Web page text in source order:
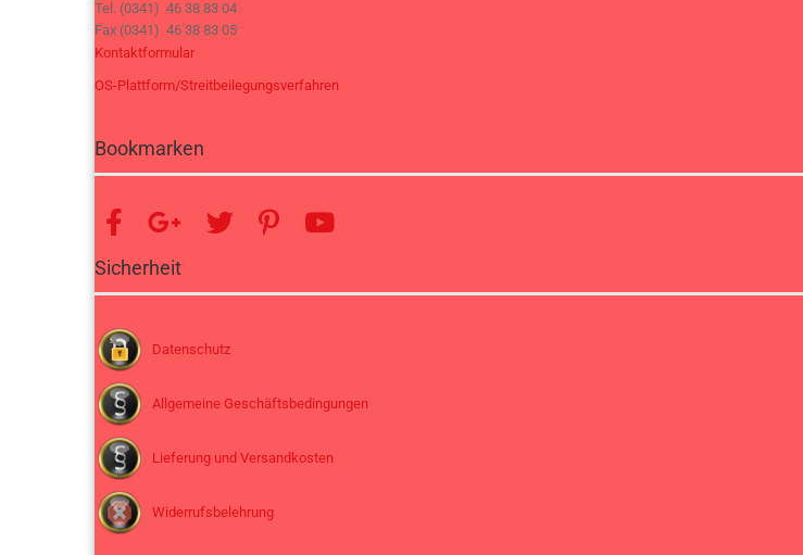
Tel. (0341) 46 38 83 04
Fax (0341) 46 38 83 05
Kontaktformular
OS-Plattform/Streitbeilegungsverfahren
Bookmarken
Sicherheit
Datenschutz
Allgemeine Geschäftsbedingungen
Lieferung und Versandkosten
Widerrufsbelehrung